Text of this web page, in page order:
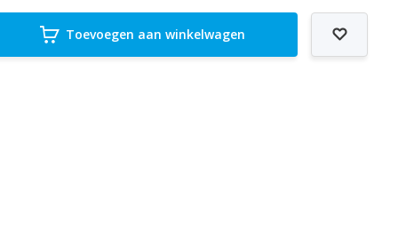
Toevoegen aan winkelwagen